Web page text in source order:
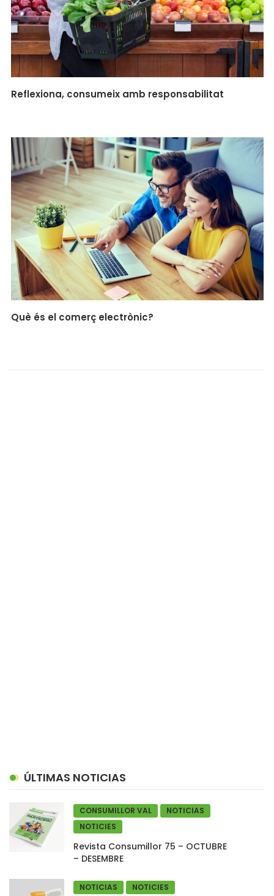
Reflexiona, consumeix amb responsabilitat
Què és el comerç electrònic?
ÚLTIMAS NOTICIAS
CONSUMILLOR VAL
NOTICIAS
NOTICIES
Revista Consumillor 75 – OCTUBRE
– DESEMBRE
NOTICIAS NOTICIES